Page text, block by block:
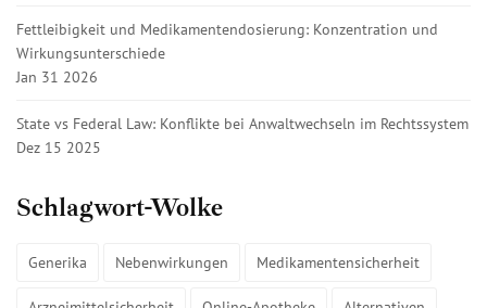
Fettleibigkeit und Medikamentendosierung: Konzentration und
Wirkungsunterschiede
Jan 31 2026
State vs Federal Law: Konflikte bei Anwaltwechseln im Rechtssystem
Dez 15 2025
Schlagwort-Wolke
Generika Nebenwirkungen Medikamentensicherheit